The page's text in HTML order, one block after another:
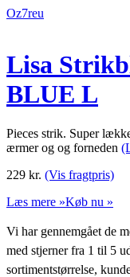
Oz7reu
Lisa
BLUE L
Pieces strik. Super
ærmer og og forneden
229 kr. (Vis fragtpris)
Læs mere »Køb nu »
Vi har gennemgået de
med stjerner fra 1 til 5
sortimentstørrelse,